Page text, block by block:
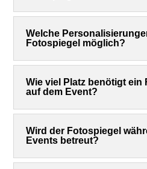
Welche
Fotospiegel möglich?
Wie viel Platz benötigt ein
auf dem Event?
Wird der Fotospiegel
Events betreut?